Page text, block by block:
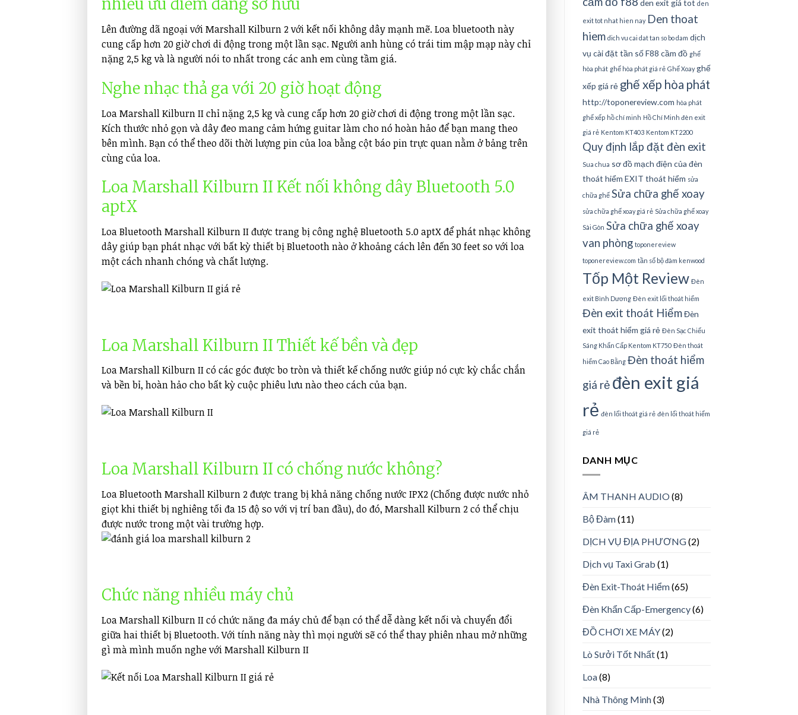
nhiều ưu điểm đáng sở hữu
Lên đường dã ngoại với Marshall Kilburn 2với kết nối không dây mạnh mẽ. Loa bluetooth này
cung cấp hơn 20 giờ chơi di động trong một lần sạc. Người anh hùng có trái tim mập mạp này chỉ
nặng 2,5 kg và là người nói to nhất trong các anh em cùng tầm giá.
Nghe nhạc thả ga với 20 giờ hoạt động
Loa Marshall Kilburn II chỉ nặng 2,5 kg và cung cấp hơn 20 giờ chơi di động trong một lần sạc.
Kích thước nhỏ gọn và dây đeo mang cảm hứng guitar làm cho nó hoàn hảo để bạn mang theo
bên mình. Bạn có thể theo dõi thời lượng pin của loa bằng cột báo pin trực quan nằm ở bảng trên
cùng của loa.
Loa Marshall Kilburn II Kết nối không dây Bluetooth 5.0
aptX
Loa Bluetooth Marshall Kilburn II được trang bị công nghệ Bluetooth 5.0 aptX để phát nhạc không
dây giúp bạn phát nhạc với bất kỳ thiết bị Bluetooth nào ở khoảng cách lên đến 30 feet so với loa
một cách nhanh chóng và chất lượng.
Loa Marshall Kilburn II Thiết kế bền và đẹp
Loa Marshall Kilburn II có các góc được bo tròn và thiết kế chống nước giúp nó cực kỳ chắc chắn
và bền bỉ, hoàn hảo cho bất kỳ cuộc phiêu lưu nào theo cách của bạn.
Loa Marshall Kilburn II có chống nước không?
Loa Bluetooth Marshall Kilburn 2 được trang bị khả năng chống nước IPX2 (Chống được nước nhỏ
giọt khi thiết bị nghiêng tối đa 15 độ so với vị trí ban đầu), do đó, Marshall Kilburn 2 có thể chịu
được nước trong một vài trường hợp.
Chức năng nhiều máy chủ
Loa Marshall Kilburn II có chức năng đa máy chủ để bạn có thể dễ dàng kết nối và chuyển đổi
giữa hai thiết bị Bluetooth. Với tính năng này thì mọi người sẽ có thể thay phiên nhau mở những
gì mà mình muốn nghe với Marshall Kilburn II
den exit giá tot den
exit tot nhat hien nay Den thoat
hiem dich vu cai dat tan so bo dam dịch
vụ cài đặt tần số F88 cầm đồ ghế
hòa phát ghế hòa phát giá rẻ Ghế Xoay ghế
xếp giá rẻ ghế xếp hòa phát
http://toponereview.com hòa phát
ghế xếp hồ chí minh Hồ Chí Minh đèn exit
giá rẻ Kentom KT403 Kentom KT2200
Quy định lắp đặt đèn exit
Sua chua sơ đồ mạch điện của đèn
thoát hiểm EXIT thoát hiểm sửa
chữa ghế Sửa chữa ghế xoay
sửa chữa ghế xoay giá rẻ Sửa chữa ghế xoay
Sài Gòn Sửa chữa ghế xoay
van phòng toponereview
toponereview.com tần số bộ đàm kenwood
Tốp Một Review Đèn
exit Bình Dương Đèn exit lối thoát hiểm
Đèn exit thoát Hiểm Đèn
exit thoát hiểm giá rẻ Đèn Sạc Chiếu
Sáng Khẩn Cấp Kentom KT750 Đèn thoát
hiểm Cao Bằng Đèn thoát hiểm
giá rẻ đèn exit giá
rẻ đèn lối thoát giá rẻ đèn lối thoát hiểm
giá rẻ
DANH MỤC
ÂM THANH AUDIO(8)
Bộ Đàm(11)
DỊCH VỤ ĐỊA PHƯƠNG(2)
Dịch vụ Taxi Grab (1)
Đèn Exit-Thoát Hiểm(65)
Đèn Khẩn Cấp-Emergency(6)
ĐỒ CHƠI XE MÁY(2)
Lò Sưởi Tốt Nhất(1)
Loa(8)
Nhà Thông Minh(3)